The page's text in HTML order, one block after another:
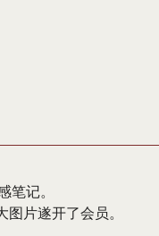
笔记。
片遂开了会员。